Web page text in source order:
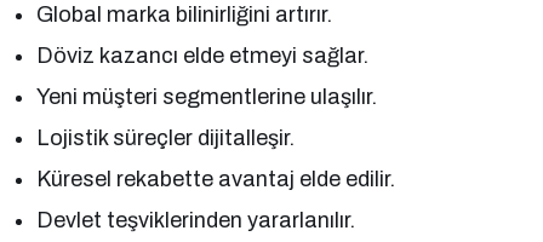
Global marka bilinirliğini artırır.
Döviz kazancı elde etmeyi sağlar.
Yeni müşteri segmentlerine ulaşılır.
Lojistik süreçler dijitalleşir.
Küresel rekabette avantaj elde edilir.
Devlet teşviklerinden yararlanılır.